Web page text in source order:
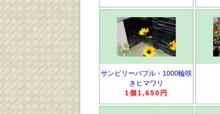
サンビリーバブル・1000輪咲
きヒマワリ
1個1,650円